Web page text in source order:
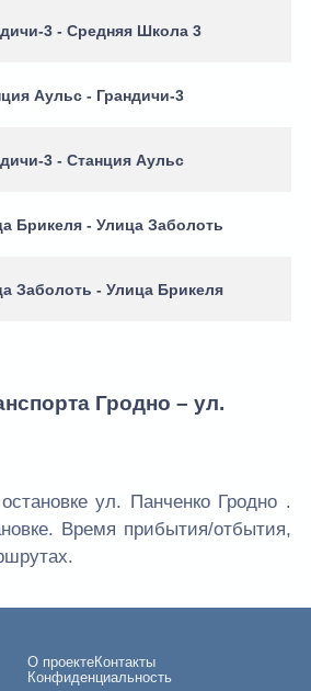
3 - Средняя Школа 3
Аульс - Грандичи-3
3 - Станция Аульс
Брикеля - Улица Заболоть
Заболоть - Улица Брикеля
Гродно – ул.
ул. Панченко Гродно .
Время прибытия/отбытия,
О проектеКонтакты
Конфиденциальность